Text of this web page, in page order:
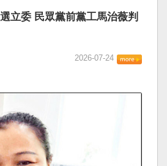
立委 民眾黨前黨工馬治薇判
2026-07-24